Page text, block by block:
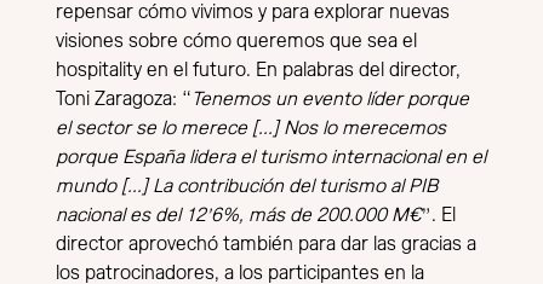
repensar cómo vivimos y para explorar nuevas
visiones sobre cómo queremos que sea el
hospitality en el futuro. En palabras del director,
Toni Zaragoza: “Tenemos un evento líder porque
el sector se lo merece [...] Nos lo merecemos
porque España lidera el turismo internacional en el
mundo [...] La contribución del turismo al PIB
nacional es del 12’6%, más de 200.000 M€”. El
director aprovechó también para dar las gracias a
los patrocinadores, a los participantes en la